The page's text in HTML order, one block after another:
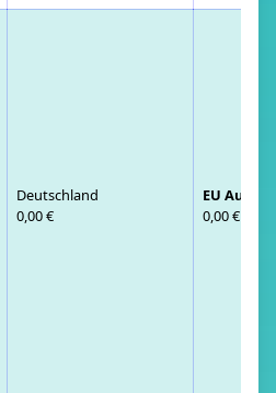
Deutschland
0,00 €
EU
0,00 €